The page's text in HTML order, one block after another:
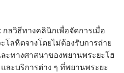
กล​วิธี​ทาง​คลินิก​เพื่อ​จัด​การ​เมื่อ​
โลหิต​จาง​โดย​ไม่​ต้อง​รับ​การ​ถ่าย​
ะ​ทาง​ศาสนา​ของ​พยาน​พระ​ยะโฮ
ละ​บริการ​ต่าง ๆ ที่​พยาน​พระ​ยะ